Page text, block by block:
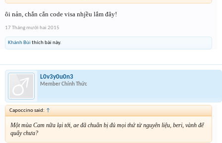
ôi nản, chắn cắn code visa nhjều lắm đây!
17 Tháng mười hai 2015
Khánh Bùi thích bài này.
L0v3y0u0n3
Member Chính Thức
Capoccino said: ↑
Một mùa Cam nữa lại tới, ae đã chuẩn bị đủ mọi thứ từ nguyên liệu, beri, vành để
quẩy chưa?